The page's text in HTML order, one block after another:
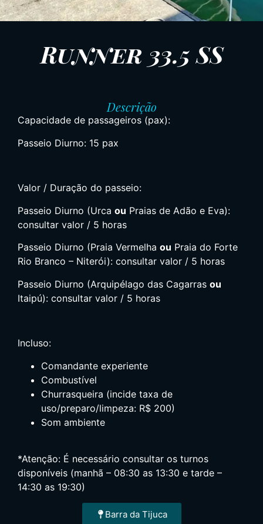
Runner 33.5 SS
Descrição
Capacidade de passageiros (pax):
Passeio Diurno: 15 pax
Valor / Duração do passeio:
Passeio Diurno (Urca ou Praias de Adão e Eva):
consultar valor / 5 horas
Passeio Diurno (Praia Vermelha ou Praia do Forte
Rio Branco – Niterói): consultar valor / 5 horas
Passeio Diurno (Arquipélago das Cagarras ou
Itaipú): consultar valor / 5 horas
Incluso:
Comandante experiente
Combustível
Churrasqueira (incide taxa de
uso/preparo/limpeza: R$ 200)
Som ambiente
*Atenção: É necessário consultar os turnos
disponíveis (manhã – 08:30 as 13:30 e tarde –
14:30 as 19:30)
Barra da Tijuca